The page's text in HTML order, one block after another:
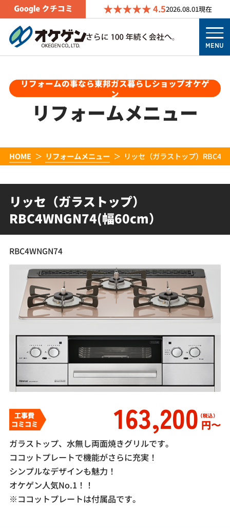
4.52026.08.01現在
MENU
リフォームの事なら東邦ガス暮らしショップオケゲ
ン
リフォームメニュー
HOME リフォームメニュー リッセ（ガラストップ）
リッセ（ガラストップ）
RBC4WNGN74(幅60cm）
RBC4WNGN74
工事費
コミコミ
163,200 円〜
ガラストップ、水無し両面焼きグリルです。
ココットプレートで機能がさらに充実！
シンプルなデザインも魅力！
オケゲン人気No.1！！
※ココットプレートは付属品です。